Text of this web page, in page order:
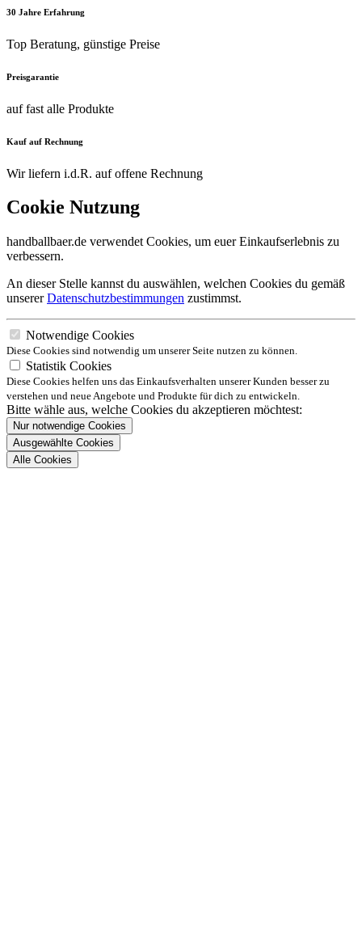
30 Jahre Erfahrung
Top Beratung, günstige Preise
Preisgarantie
auf fast alle Produkte
Kauf auf Rechnung
Wir liefern i.d.R. auf offene Rechnung
Cookie Nutzung
handballbaer.de verwendet Cookies, um euer Einkaufserlebnis zu
verbessern.
An dieser Stelle kannst du auswählen, welchen Cookies du gemäß
unsererDatenschutzbestimmungen zustimmst.
Notwendige Cookies
Diese Cookies sind notwendig um unserer Seite nutzen zu können.
Statistik Cookies
Diese Cookies helfen uns das Einkaufsverhalten unserer Kunden besser zu
verstehen und neue Angebote und Produkte für dich zu entwickeln.
Bitte wähle aus, welche Cookies du akzeptieren möchtest:
Nur notwendige Cookies
Ausgewählte Cookies
Alle Cookies